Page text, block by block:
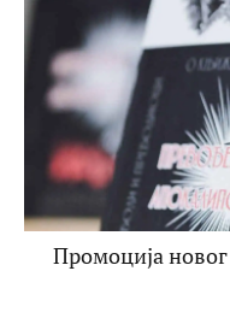
Промоција новог